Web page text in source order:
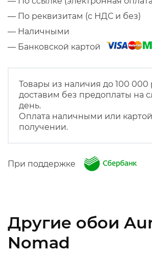
— По реквизитам (с НДС и без)
— Наличными
— Банковской картой
Товары из наличия до 100 000
доставим без предоплаты на
день.
Оплата наличными или
получении.
При поддержке
Другие обои
Nomad